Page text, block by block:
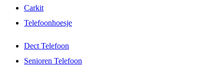
Carkit
Telefoonhoesje
Dect Telefoon
Senioren Telefoon